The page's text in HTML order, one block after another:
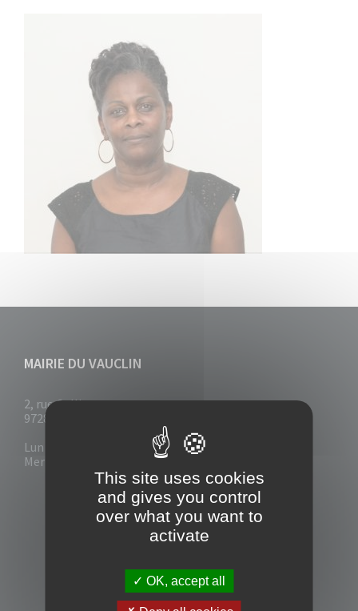
MAIRIE DU VAUCLIN
2, rue Collignon
97280 Le Vauclin
Lun - Mar : 7h30- 13h & 14h-17h
Mer-Jeu-Vend : 7h30 - 13h30
This site uses cookies
and gives you control
over what you want to
activate
OK, accept all